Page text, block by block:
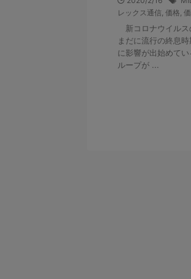
レックス通信, 価格,
新コロナウイルス
まだに流行の終息
に影響が出始めて
ループが ...